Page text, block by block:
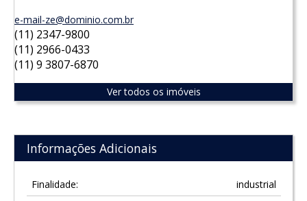
e-mail-ze@dominio.com.br
(11) 2347-9800
(11) 2966-0433
(11) 9 3807-6870
Ver todos os imóveis
Informações Adicionais
Finalidade: industrial